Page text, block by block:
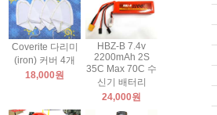
Coverite 다리미
(iron) 커버 4개
18,000원
HBZ-B 7.4v
2200mAh 2S
35C Max 70C 수
신기 배터리
24,000원